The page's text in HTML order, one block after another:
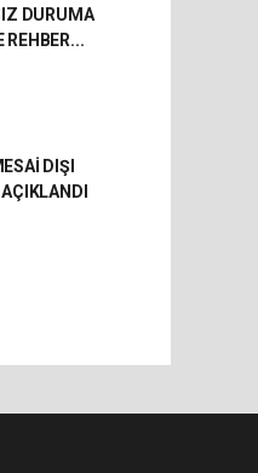
DURUMA
REHBER...
DIŞI